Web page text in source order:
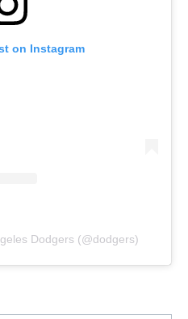
on Instagram
Dodgers (@dodgers)